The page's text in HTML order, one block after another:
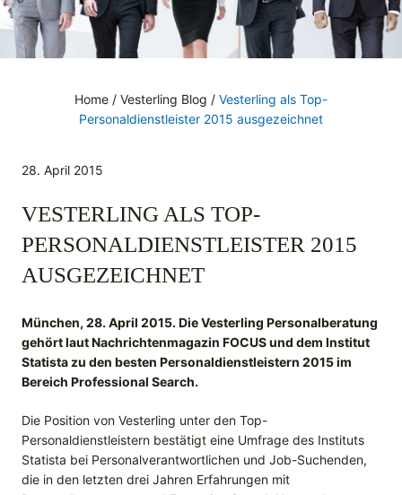
Home / Vesterling Blog / Vesterling als Top-
Personaldienstleister 2015 ausgezeichnet
28. April 2015
VESTERLING ALS TOP-
PERSONALDIENSTLEISTER 2015
AUSGEZEICHNET
München, 28. April 2015. Die Vesterling Personalberatung
gehört laut Nachrichtenmagazin FOCUS und dem Institut
Statista zu den besten Personaldienstleistern 2015 im
Bereich Professional Search.
Die Position von Vesterling unter den Top-
Personaldienstleistern bestätigt eine Umfrage des Instituts
Statista bei Personalverantwortlichen und Job-Suchenden,
die in den letzten drei Jahren Erfahrungen mit